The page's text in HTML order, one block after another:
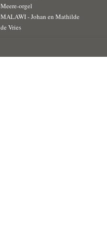
Meere-orgel
MALAWI - Johan en Mathilde
de Vries